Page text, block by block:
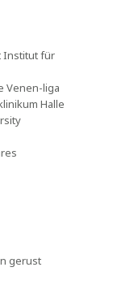
Institut für
Venen-liga
Halle
gerust